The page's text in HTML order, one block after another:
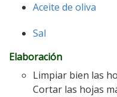
Aceite de oliva
Sal
Elaboración
Limpiar bien las
Cortar las hojas